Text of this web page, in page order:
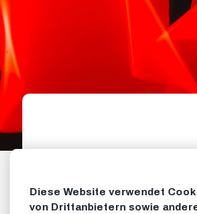
Galerie:
Diese Website verwendet
von Drittanbietern sowie